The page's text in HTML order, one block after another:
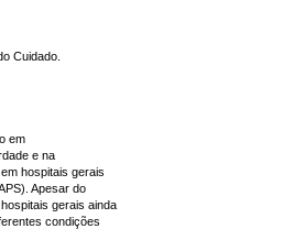
Cuidado.
em
e na
hospitais gerais
Apesar do
gerais ainda
condições